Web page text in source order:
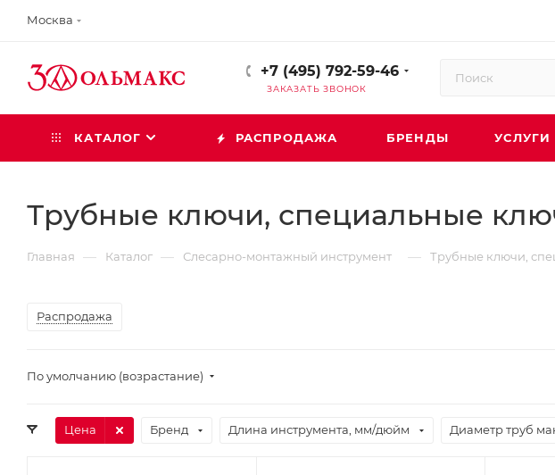
Москва
+7 (495) 792-59-46
ЗАКАЗАТЬ ЗВОНОК
КАТАЛОГ РАСПРОДАЖА БРЕНДЫ УСЛУГИ
Трубные ключи, специальные
Главная — Каталог — Слесарно-монтажный инструмент — Трубные ключи,
Распродажа
По умолчанию (возрастание)
Цена Бренд Длина инструмента, мм/дюйм Диаметр труб